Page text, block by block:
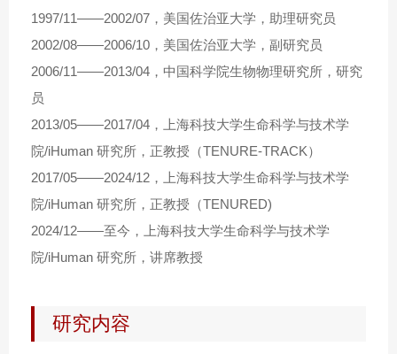
1997/11——2002/07，美国佐治亚大学，助理研究员
2002/08——2006/10，美国佐治亚大学，副研究员
2006/11——2013/04，中国科学院生物物理研究所，研究
员
2013/05——2017/04，上海科技大学生命科学与技术学
院/iHuman 研究所，正教授（TENURE-TRACK）
2017/05——2024/12，上海科技大学生命科学与技术学
院/iHuman 研究所，正教授（TENURED)
2024/12——至今，上海科技大学生命科学与技术学
院/iHuman 研究所，讲席教授
研究内容